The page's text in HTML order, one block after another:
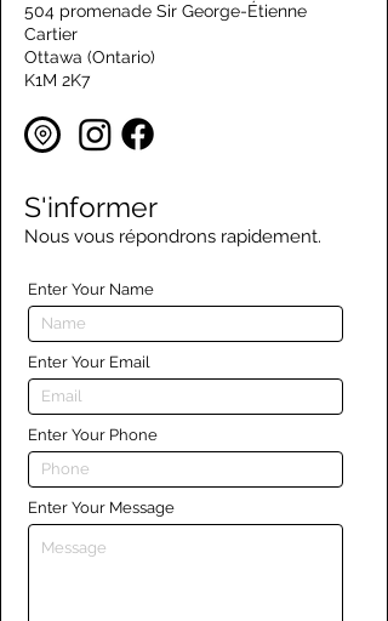
504 promenade Sir George-Étienne
Cartier
Ottawa (Ontario)
K1M 2K7
S'informer
Nous vous répondrons rapidement.
Enter Your Name
Enter Your Email
Enter Your Phone
Enter Your Message